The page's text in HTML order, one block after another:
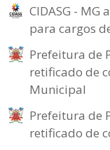
CIDASG -
para cargos
Prefeitura de
retificado de
Municipal
Prefeitura de
retificado de